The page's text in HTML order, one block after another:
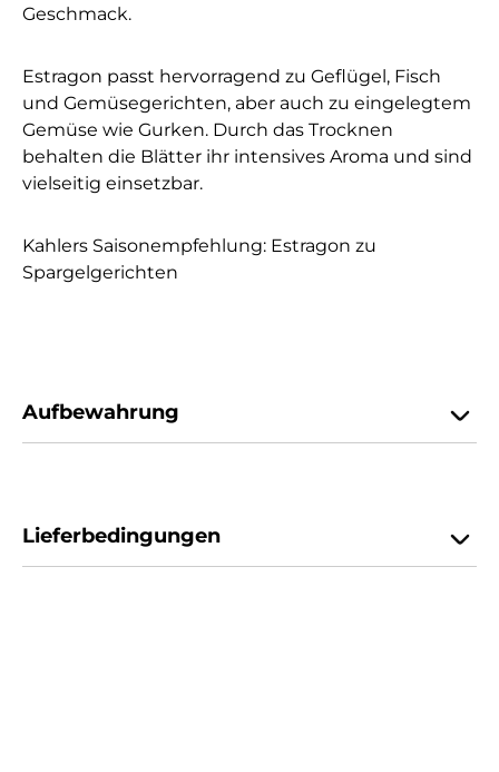
Geschmack.
Estragon passt hervorragend zu Geflügel, Fisch
und Gemüsegerichten, aber auch zu eingelegtem
Gemüse wie Gurken. Durch das Trocknen
behalten die Blätter ihr intensives Aroma und sind
vielseitig einsetzbar.
Kahlers Saisonempfehlung: Estragon zu
Spargelgerichten
Aufbewahrung
Lieferbedingungen